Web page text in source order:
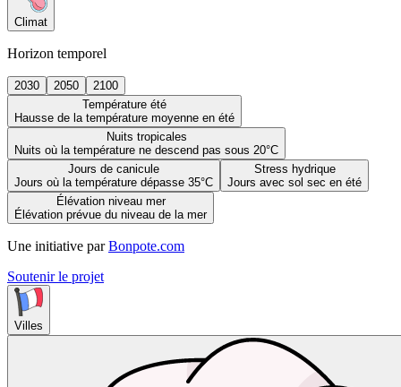
Climat
Horizon temporel
2030 2050
2100
Température été
Hausse de la température moyenne en été
Nuits tropicales
Nuits où la température ne descend pas sous 20°C
Jours de canicule
Jours où la température dépasse 35°C
Stress hydrique
Jours avec sol sec en été
Élévation niveau mer
Élévation prévue du niveau de la mer
Une initiative par Bonpote.com
Soutenir le projet
Villes